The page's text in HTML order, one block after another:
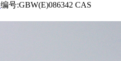
编号:GBW(E)086342 CAS